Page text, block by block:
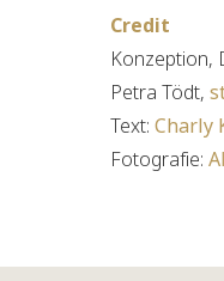
Credit
Konzeption,
Petra Tödt,
Text: Charly
Fotografie: